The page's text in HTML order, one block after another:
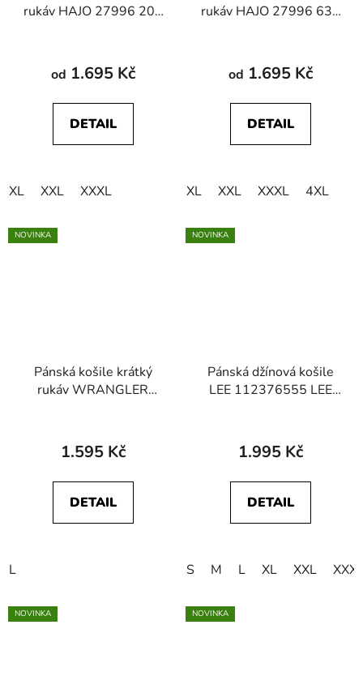
rukáv HAJO 27996 200
od 1.695 Kč
DETAIL
XL XXL XXXL
rukáv HAJO 27996 638
od 1.695 Kč
DETAIL
XL XXL XXXL 4XL
NOVINKA
Pánská košile krátký
rukáv WRANGLER
1.595 Kč
DETAIL
L
NOVINKA
Pánská džínová košile
LEE 112376555 LEE
1.995 Kč
DETAIL
S M L XL XXL
NOVINKA NOVINKA